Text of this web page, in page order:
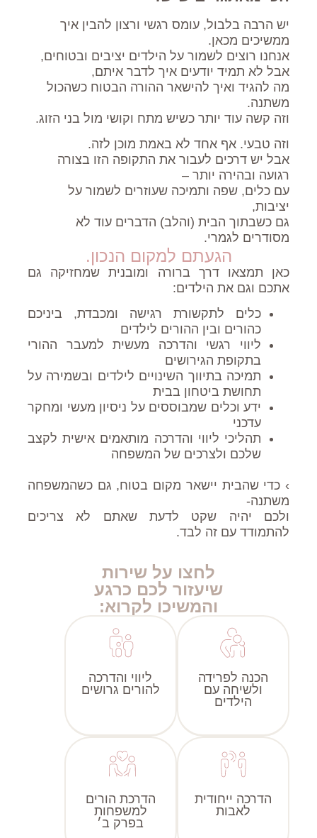
יש הרבה בלבול, עומס רגשי ורצון להבין איך
ממשיכים מכאן.
אנחנו רוצים לשמור על הילדים יציבים ובטוחים,
אבל לא תמיד יודעים איך לדבר איתם,
מה להגיד ואיך להישאר ההורה הבטוח כשהכול
משתנה.
וזה קשה עוד יותר כשיש מתח וקושי מול בני הזוג.
וזה טבעי. אף אחד לא באמת מוכן לזה.
אבל יש דרכים לעבור את התקופה הזו בצורה
רגועה ובהירה יותר –
עם כלים, שפה ותמיכה שעוזרים לשמור על
יציבות,
גם כשבתוך הבית (והלב) הדברים עוד לא
מסודרים לגמרי.
הגעתם למקום הנכון.
כאן תמצאו דרך ברורה ומובנית שמחזיקה גם
אתכם וגם את הילדים:
כלים לתקשורת רגישה ומכבדת, ביניכם
כהורים ובין ההורים לילדים
ליווי רגשי והדרכה מעשית למעבר ההורי
בתקופת הגירושים
תמיכה בתיווך השינויים לילדים ובשמירה על
תחושת ביטחון בבית
ידע וכלים שמבוססים על ניסיון מעשי ומחקר
עדכני
תהליכי ליווי והדרכה מותאמים אישית לקצב
שלכם ולצרכים של המשפחה
› כדי שהבית יישאר מקום בטוח, גם כשהמשפחה
משתנה-
ולכם יהיה שקט לדעת שאתם לא צריכים
להתמודד עם זה לבד.
לחצו על שירות
שיעזור לכם כרגע
והמשיכו לקרוא:
הכנה לפרידה
ולשיחה עם
הילדים
ליווי והדרכה
להורים גרושים
הדרכה ייחודית
לאבות
הדרכת הורים
למשפחות
בפרק ב׳